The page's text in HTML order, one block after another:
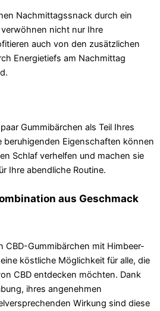
Nachmittagssnack durch ein
nicht nur Ihre
auch von den zusätzlichen
Energietiefs am Nachmittag
Gummibärchen als Teil Ihres
beruhigenden Eigenschaften können
Schlaf verhelfen und machen sie
Ihre abendliche Routine.
aus Geschmack
CBD-Gummibärchen mit Himbeer-
köstliche Möglichkeit für alle, die
CBD entdecken möchten. Dank
ihres angenehmen
Wirkung sind diese